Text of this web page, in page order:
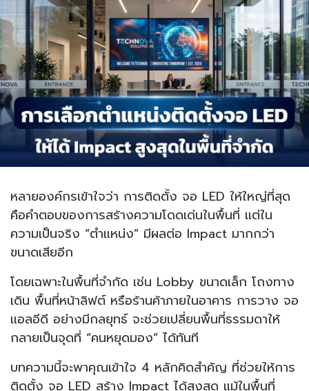
หลายองค์กรเข้าใจว่า การติดตั้ง จอ LED ให้ใหญ่ที่สุด
คือคำตอบของการสร้างความโดดเด่นในพื้นที่ แต่ใน
ความเป็นจริง “ตำแหน่ง” มีผลต่อ Impact มากกว่า
ขนาดเสียอีก
โดยเฉพาะในพื้นที่จำกัด เช่น Lobby ขนาดเล็ก โถงทาง
เดิน พื้นที่หน้าลิฟต์ หรือร้านค้าภายในอาคาร การวาง จอ
แอลอีดี อย่างมีกลยุทธ์ จะช่วยเปลี่ยนพื้นที่ธรรมดาให้
กลายเป็นจุดที่ “คนหยุดมอง” ได้ทันที
บทความนี้จะพาคุณเข้าใจ 4 หลักคิดสำคัญ ที่ช่วยให้การ
ติดตั้ง จอ LED สร้าง Impact ได้สูงสุด แม้ในพื้นที่